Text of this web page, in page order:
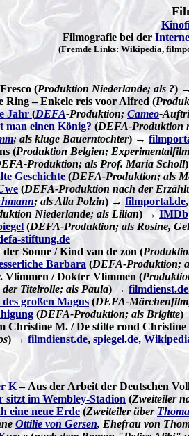
Filmografie bei der
(Fremde Links: Wikipedia,
(Produktion Niederlande; als ?) →
Ring – Enkele reis voor Alfred (
Jahr (DEFA-Produktion; Cameo-
man einen König? (DEFA-Produktion
; als kluge Bauerntochter) →
(Produktion Belgien;
Produktion; als Prof. Maria Scholl
Geschichte (DEFA-Produktion; als
(DEFA-Produktion nach der
; als Alla Polzin) → filmportal.de,
Niederlande; als Lilian) →IMDb
(DEFA-Produktion; als Rosine,
stiftung.de
Sonne / Kind van de zon (
Barbara (DEFA-Produktion;
Vlimmen / Dokter Vlimmen (
Titelrolle; als Paula) → filmdienst.de
großen Magus (DEFA-
(DEFA-Produktion; als Brigitte)
Christine M. / De stilte rond
) → filmdienst.de,spiegel.de,
K– Aus der Arbeit der Deutschen
sitzt im Wembley-Stadion(Zweiteiler
eine neue Erde (Zweiteiler über
Ottilie von Gersen, Ehefrau von